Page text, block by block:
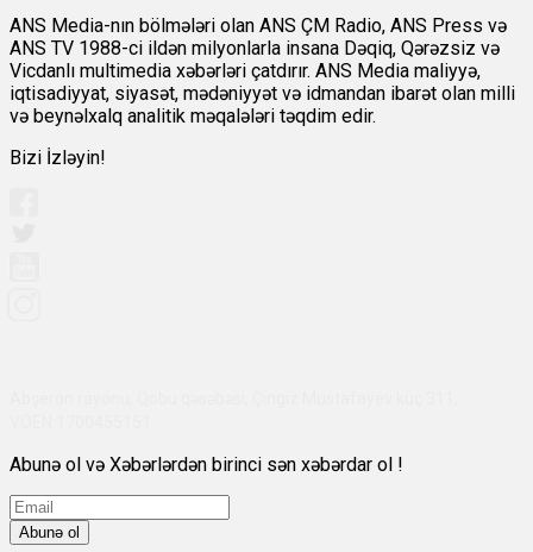
ANS Media-nın bölmələri olan ANS ÇM Radio, ANS Press və
ANS TV 1988-ci ildən milyonlarla insana Dəqiq, Qərəzsiz və
Vicdanlı multimedia xəbərləri çatdırır. ANS Media maliyyə,
iqtisadiyyat, siyasət, mədəniyyət və idmandan ibarət olan milli
və beynəlxalq analitik məqalələri təqdim edir.
Bizi İzləyin!
Abunə ol və Xəbərlərdən birinci sən xəbərdar ol !
Abunə ol